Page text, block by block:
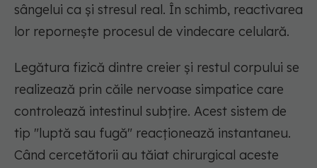
sângelui ca și stresul real. În schimb, reactivarea
lor repornește procesul de vindecare celulară.
Legătura fizică dintre creier și restul corpului se
realizează prin căile nervoase simpatice care
controlează intestinul subțire. Acest sistem de
tip "luptă sau fugă" reacționează instantaneu.
Când cercetătorii au tăiat chirurgical aceste